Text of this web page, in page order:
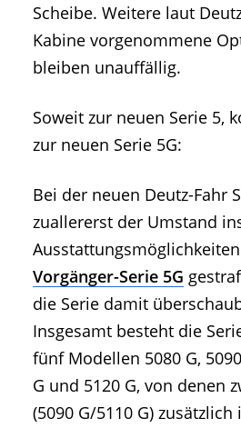
Scheibe. Weitere laut
Kabine vorgenommene
bleiben unauffällig.
Soweit zur neuen Serie 5,
zur neuen Serie 5G:
Bei der neuen Deutz-Fahr
zuallererst der Umstand
Vorgänger-Serie 5G
die Serie damit
Insgesamt besteht die
fünf Modellen 5080 G,
G und 5120 G, von denen
(5090 G/5110 G) zusätzlich